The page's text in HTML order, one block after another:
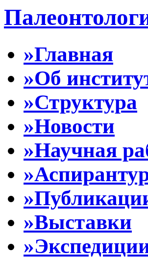
»Главная
»Об
»Структура
»Новости
»Научная
»Выставки